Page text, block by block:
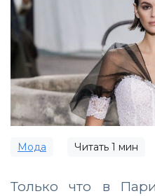
Мода Читать 1 мин
Только что в